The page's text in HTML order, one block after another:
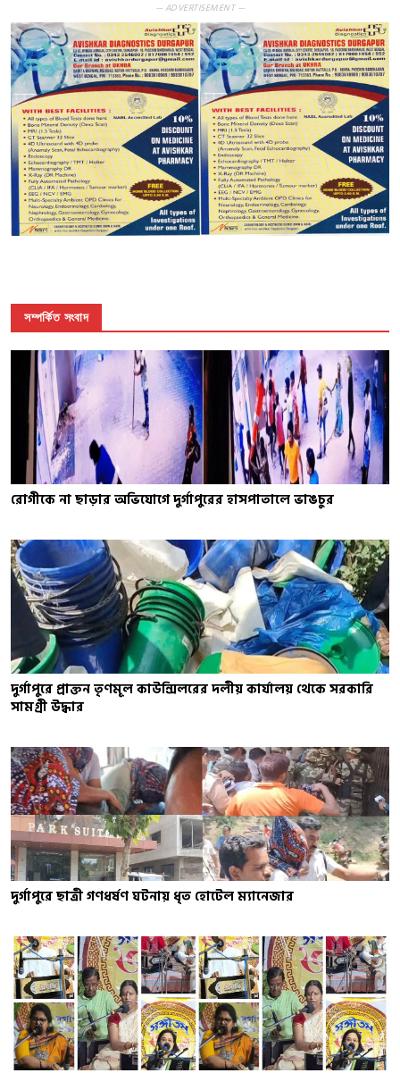
— ADVERTISEMENT —
সম্পর্কিত সংবাদ
রোগীকে না ছাড়ার অভিযোগে দুর্গাপুরের হাসপাতালে ভাঙচুর
দুর্গাপুরে প্রাক্তন তৃণমূল কাউন্সিলরের দলীয় কার্যালয় থেকে সরকারি
সামগ্রী উদ্ধার
দুর্গাপুরে ছাত্রী গণধর্ষণ ঘটনায় ধৃত হোটেল ম্যানেজার